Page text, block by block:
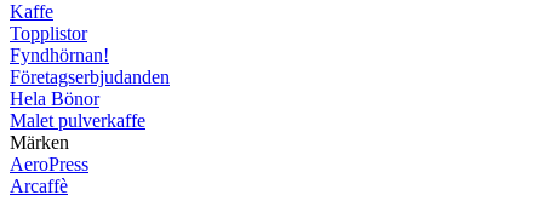
Kaffe
Topplistor
Fyndhörnan!
Företagserbjudanden
Hela Bönor
Malet pulverkaffe
Märken
AeroPress
Arcaffè